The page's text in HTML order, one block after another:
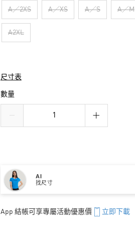
A／2XS A／XS A／S A／M
A2XL
尺寸表
數量
AI
找尺寸
App 結帳可享專屬活動優惠價 立即下載